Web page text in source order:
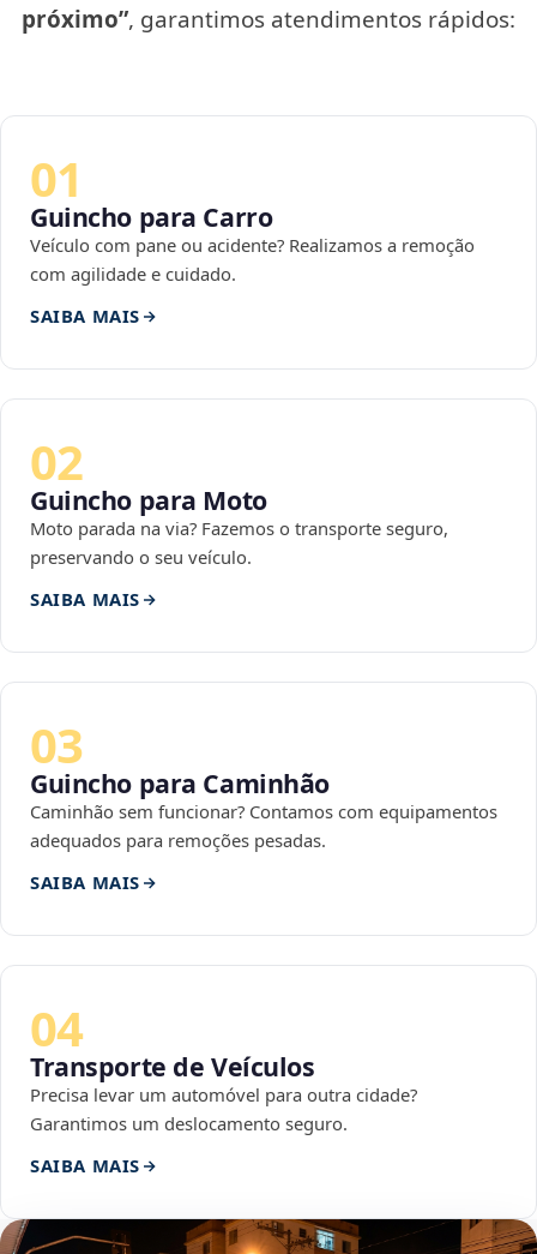
próximo”, garantimos atendimentos rápidos:
01
Guincho para Carro
Veículo com pane ou acidente? Realizamos a remoção
com agilidade e cuidado.
SAIBA MAIS
02
Guincho para Moto
Moto parada na via? Fazemos o transporte seguro,
preservando o seu veículo.
SAIBA MAIS
03
Guincho para Caminhão
Caminhão sem funcionar? Contamos com equipamentos
adequados para remoções pesadas.
SAIBA MAIS
04
Transporte de Veículos
Precisa levar um automóvel para outra cidade?
Garantimos um deslocamento seguro.
SAIBA MAIS